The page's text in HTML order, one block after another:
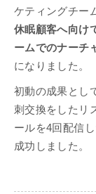
ケティングチー
休眠顧客へ向け
ームでのナーチ
になりました。
初動の成果とし
刺交換をしたリ
ールを4回配信し
成功しました。